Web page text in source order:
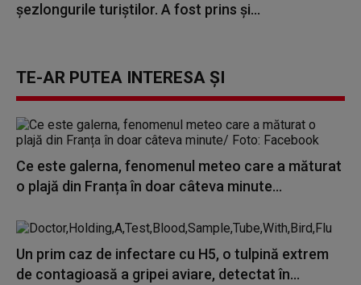
șezlongurile turiștilor. A fost prins și...
TE-AR PUTEA INTERESA ȘI
Ce este galerna, fenomenul meteo care a măturat
o plajă din Franța în doar câteva minute...
Un prim caz de infectare cu H5, o tulpină extrem
de contagioasă a gripei aviare, detectat în...